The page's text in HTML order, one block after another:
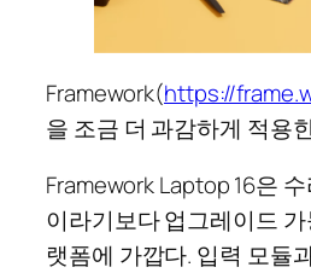
Framework(https://
을 조금 더 과감하게 적용
Framework Laptop 16은
이라기보다 업그레이드
랫폼에 가깝다. 입력 모듈